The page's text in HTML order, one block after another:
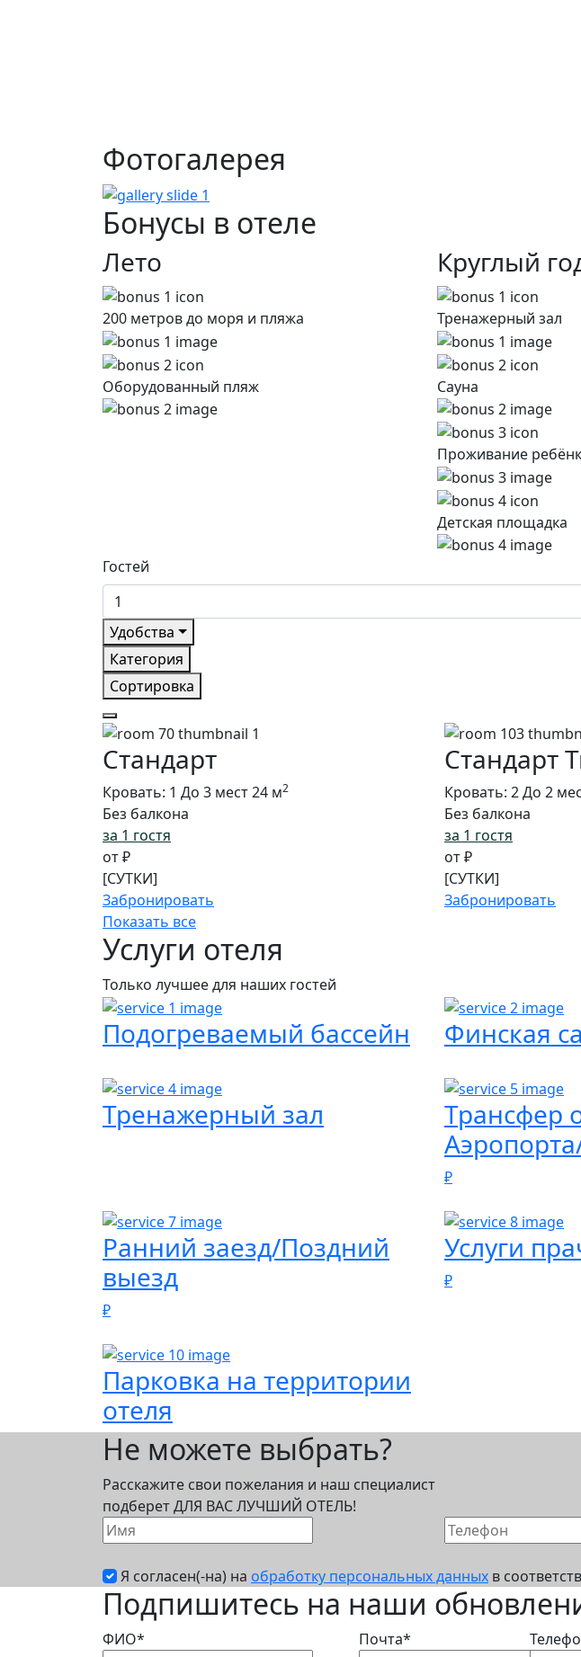
Фотогалерея
Бонусы в отеле
Лето
200 метров до моря и пляжа
Оборудованный пляж
Круглый
Тренажерный зал
Сауна
Проживание
Детская площадка
Гостей
Удобства
Категория
Сортировка
Стандарт
Кровать: 1 До 3 мест24 м2
Без балкона
за 1 гостя
от₽
[СУТКИ]
Забронировать
Стандарт
Кровать: 2До 2
Без балкона
за 1 гостя
от₽
[СУТКИ]
Забронировать
Показать все
Услуги отеля
Только лучшее для наших гостей
Подогреваемый бассейн Финская
Тренажерный зал
Трансфер
₽
Ранний заезд/Поздний
выезд
₽
Услуги
₽
Парковка на территории
отеля
Не можете выбрать?
Расскажите свои пожелания и наш специалист
подберет ДЛЯ ВАС ЛУЧШИЙ ОТЕЛЬ!
Я согласен(-на) на обработку персональных данных в
Подпишитесь на наши
ФИО* Почта*